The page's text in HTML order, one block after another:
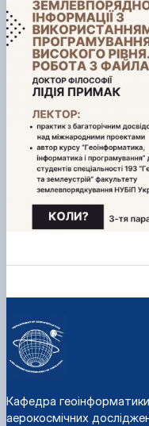
Кафедра геоінформатики
аерокосмічних